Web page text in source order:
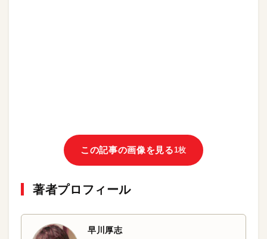
この記事の画像を見る1枚
著者プロフィール
早川厚志